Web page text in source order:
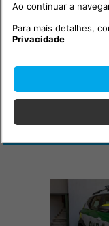
Ao continuar a
Para mais detalhes,
Privacidade